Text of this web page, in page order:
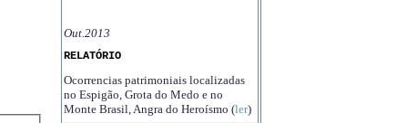
Out.2013
RELATÓRIO
Ocorrencias patrimoniais localizadas
no Espigão, Grota do Medo e no
Monte Brasil, Angra do Heroísmo (ler)